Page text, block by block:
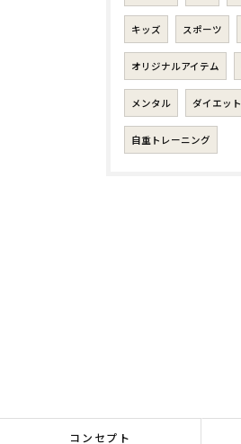
キッズ スポーツ
オリジナルアイテム
メンタル ダイエット
自重トレーニング
コンセプト